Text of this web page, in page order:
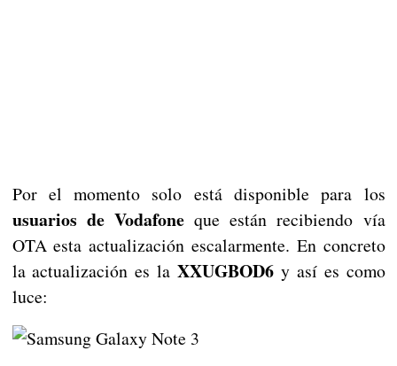
Por el momento solo está disponible para los
usuarios de Vodafone que están recibiendo vía
OTA esta actualización escalarmente. En concreto
la actualización es la XXUGBOD6 y así es como
luce: